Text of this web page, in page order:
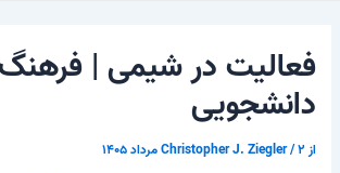
فعالیت در شیمی |
دانشجویی
از Christopher J. Ziegler/۲ مرداد ۱۴۰۵